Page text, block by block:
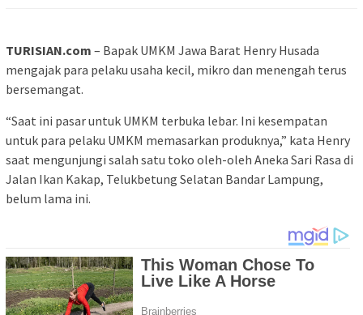
TURISIAN.com – Bapak UMKM Jawa Barat Henry Husada
mengajak para pelaku usaha kecil, mikro dan menengah terus
bersemangat.
“Saat ini pasar untuk UMKM terbuka lebar. Ini kesempatan
untuk para pelaku UMKM memasarkan produknya,” kata Henry
saat mengunjungi salah satu toko oleh-oleh Aneka Sari Rasa di
Jalan Ikan Kakap, Telukbetung Selatan Bandar Lampung,
belum lama ini.